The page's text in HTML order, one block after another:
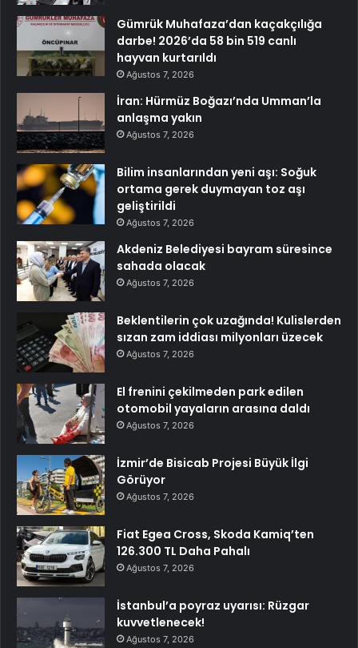
Gümrük Muhafaza’dan kaçakçılığa
darbe! 2026’da 58 bin 519 canlı
hayvan kurtarıldı
Ağustos 7, 2026
İran: Hürmüz Boğazı’nda Umman’la
anlaşma yakın
Ağustos 7, 2026
Bilim insanlarından yeni aşı: Soğuk
ortama gerek duymayan toz aşı
geliştirildi
Ağustos 7, 2026
Akdeniz Belediyesi bayram süresince
sahada olacak
Ağustos 7, 2026
Beklentilerin çok uzağında! Kulislerden
sızan zam iddiası milyonları üzecek
Ağustos 7, 2026
El frenini çekilmeden park edilen
otomobil yayaların arasına daldı
Ağustos 7, 2026
İzmir’de Bisicab Projesi Büyük İlgi
Görüyor
Ağustos 7, 2026
Fiat Egea Cross, Skoda Kamiq’ten
126.300 TL Daha Pahalı
Ağustos 7, 2026
İstanbul’a poyraz uyarısı: Rüzgar
kuvvetlenecek!
Ağustos 7, 2026